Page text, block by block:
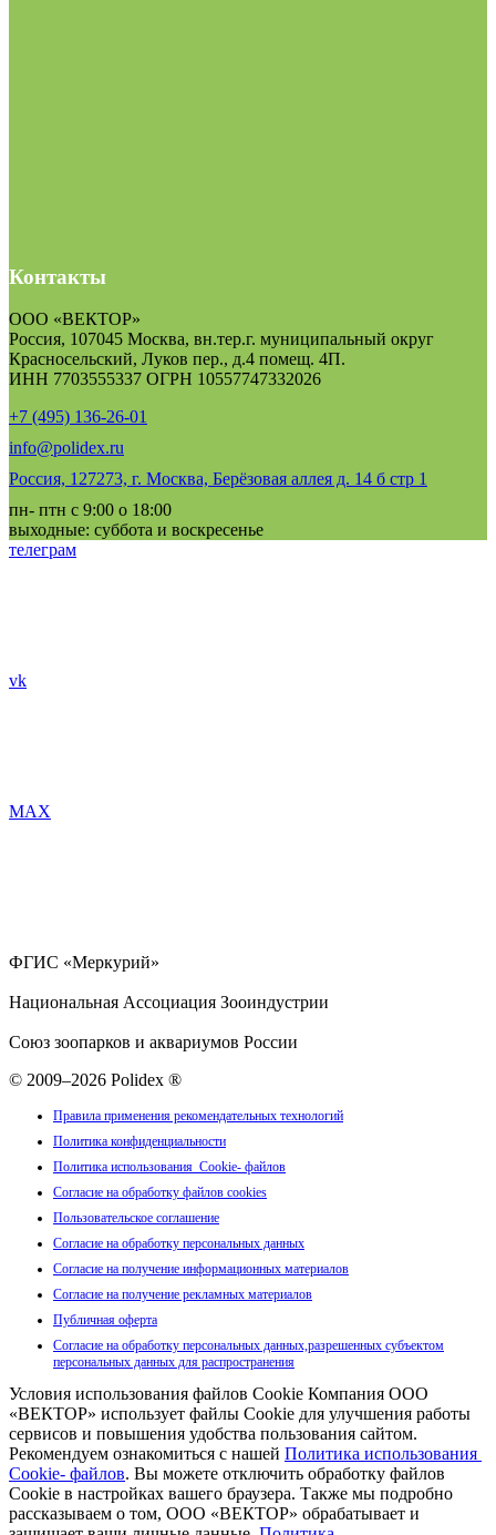
Контакты
ООО «ВЕКТОР»
Россия, 107045 Москва, вн.тер.г. муниципальный округ
Красносельский, Луков пер., д.4 помещ. 4П.
ИНН 7703555337 ОГРН 10557747332026
+7 (495) 136-26-01
info@polidex.ru
Россия, 127273, г. Москва, Берёзовая аллея д. 14 б стр 1
пн- птн с 9:00 о 18:00
выходные: суббота и воскресенье
телеграм
vk
MAX
ФГИС «Меркурий»
Национальная Ассоциация Зооиндустрии
Союз зоопарков и аквариумов России
© 2009–2026 Polidex ®
Правила применения рекомендательных технологий
Политика конфиденциальности
Политика использования Cookie- файлов
Согласие на обработку файлов cookies
Пользовательское соглашение
Согласие на обработку персональных данных
Согласие на получение информационных материалов
Согласие на получение рекламных материалов
Публичная оферта
Согласие на обработку персональных данных,разрешенных субъектом
персональных данных для распространения
Условия использования файлов Cookie Компания ООО
«ВЕКТОР» использует файлы Cookie для улучшения работы
сервисов и повышения удобства пользования сайтом.
Рекомендуем ознакомиться с нашей Политика использования
Cookie- файлов. Вы можете отключить обработку файлов
Cookie в настройках вашего браузера. Также мы подробно
рассказываем о том, ООО «ВЕКТОР» обрабатывает и